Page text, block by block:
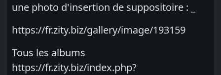
une photo d'insertion de suppositoire : _
https://fr.zity.biz/gallery/image/193159
Tous les albums
https://fr.zity.biz/index.php?